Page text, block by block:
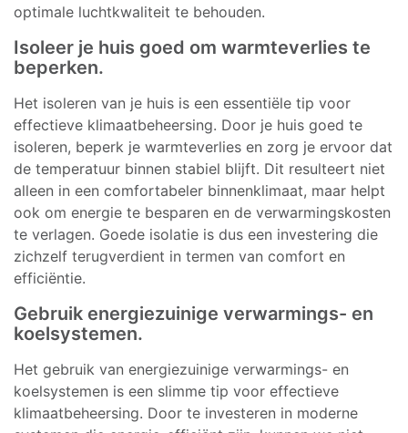
optimale luchtkwaliteit te behouden.
Isoleer je huis goed om warmteverlies te
beperken.
Het isoleren van je huis is een essentiële tip voor
effectieve klimaatbeheersing. Door je huis goed te
isoleren, beperk je warmteverlies en zorg je ervoor dat
de temperatuur binnen stabiel blijft. Dit resulteert niet
alleen in een comfortabeler binnenklimaat, maar helpt
ook om energie te besparen en de verwarmingskosten
te verlagen. Goede isolatie is dus een investering die
zichzelf terugverdient in termen van comfort en
efficiëntie.
Gebruik energiezuinige verwarmings- en
koelsystemen.
Het gebruik van energiezuinige verwarmings- en
koelsystemen is een slimme tip voor effectieve
klimaatbeheersing. Door te investeren in moderne